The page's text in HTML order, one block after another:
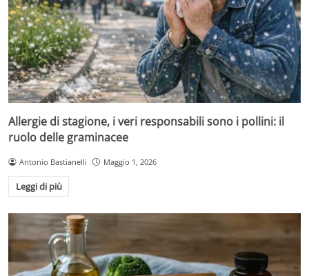
Allergie di stagione, i veri responsabili sono i pollini: il
ruolo delle graminacee
Antonio Bastianelli Maggio 1, 2026
Leggi di più